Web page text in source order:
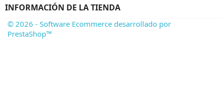
INFORMACIÓN DE LA TIENDA
© 2026 - Software Ecommerce desarrollado por
PrestaShop™